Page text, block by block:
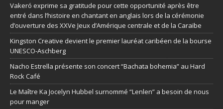
Vakeró exprime sa gratitude pour cette opportunité après être
entré dans l’histoire en chantant en anglais lors de la cérémonie
d’ouverture des XXVe Jeux d’Amérique centrale et de la Caraïbe
Kingston Creative devient le premier lauréat caribéen de la bourse
UNESCO-Aschberg
Nacho Estrella présente son concert “Bachata bohemia” au Hard
Rock Café
Le Maître Ka Jocelyn Hubbel surnommé “Lenlen” a besoin de nous
pour manger